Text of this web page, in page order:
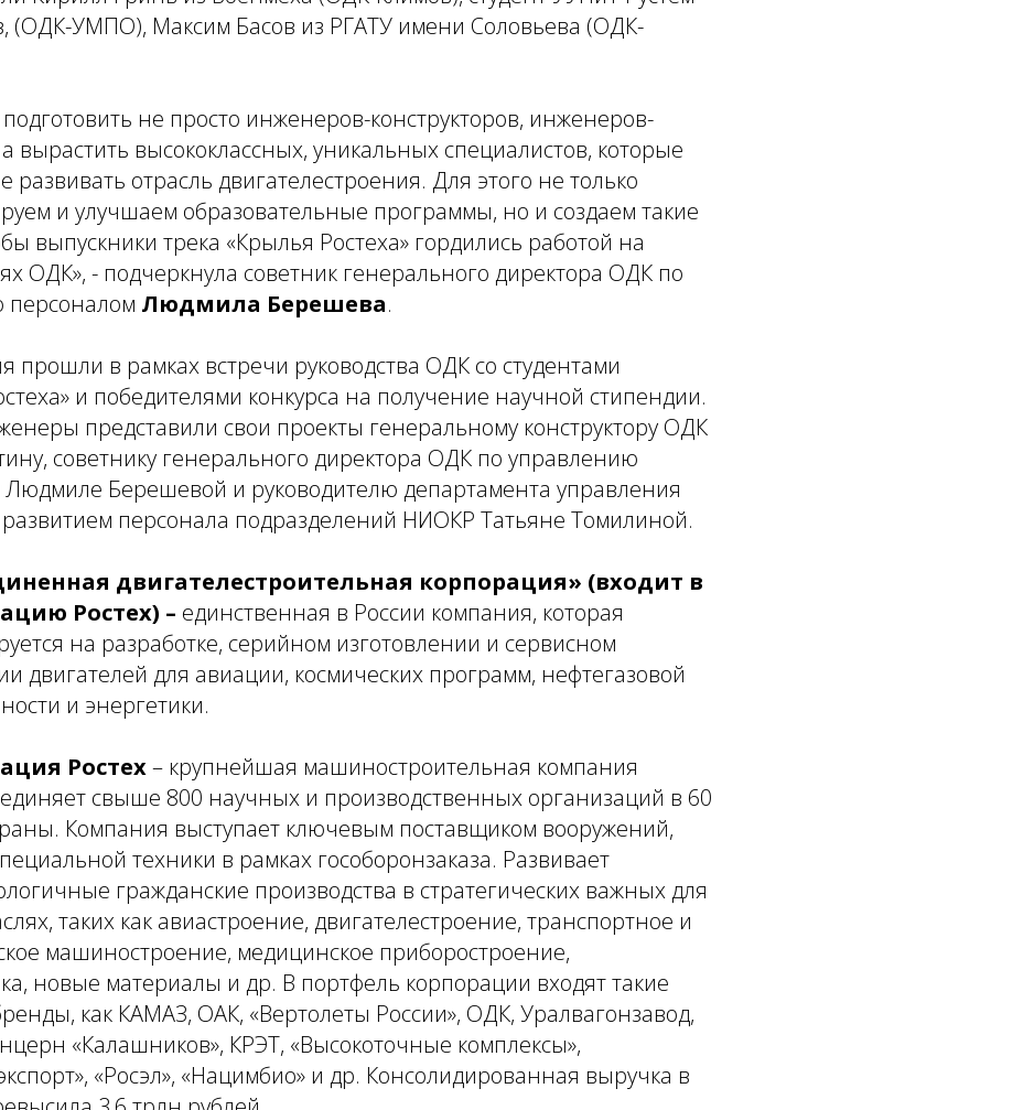
(ОДК-УМПО), Максим Басов из РГАТУ имени Соловьева (ОДК-
не просто инженеров-конструкторов, инженеров-
вырастить высококлассных, уникальных специалистов, которые
развивать отрасль двигателестроения. Для этого не только
и улучшаем образовательные программы, но и создаем такие
выпускники трека «Крылья Ростеха» гордились работой на
ОДК», - подчеркнула советник генерального директора ОДК по
Людмила Берешева.
прошли в рамках встречи руководства ОДК со студентами
и победителями конкурса на получение научной стипендии.
представили свои проекты генеральному конструктору ОДК
советнику генерального директора ОДК по управлению
Берешевой и руководителю департамента управления
персонала подразделений НИОКР Татьяне Томилиной.
двигателестроительная корпорация» (входит в
Ростех) – единственная в России компания, которая
на разработке, серийном изготовлении и сервисном
двигателей для авиации, космических программ, нефтегазовой
и энергетики.
Ростех– крупнейшая машиностроительная компания
свыше 800 научных и производственных организаций в 60
Компания выступает ключевым поставщиком вооружений,
техники в рамках гособоронзаказа. Развивает
гражданские производства в стратегических важных для
таких как авиастроение, двигателестроение, транспортное и
машиностроение, медицинское приборостроение,
новые материалы и др. В портфель корпорации входят такие
как КАМАЗ, ОАК, «Вертолеты России», ОДК, Уралвагонзавод,
«Калашников», КРЭТ, «Высокоточные комплексы»,
«Росэл», «Нацимбио» и др. Консолидированная выручка в